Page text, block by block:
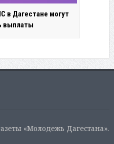
в Дагестане могут
выплаты
«Молодежь Дагестана».